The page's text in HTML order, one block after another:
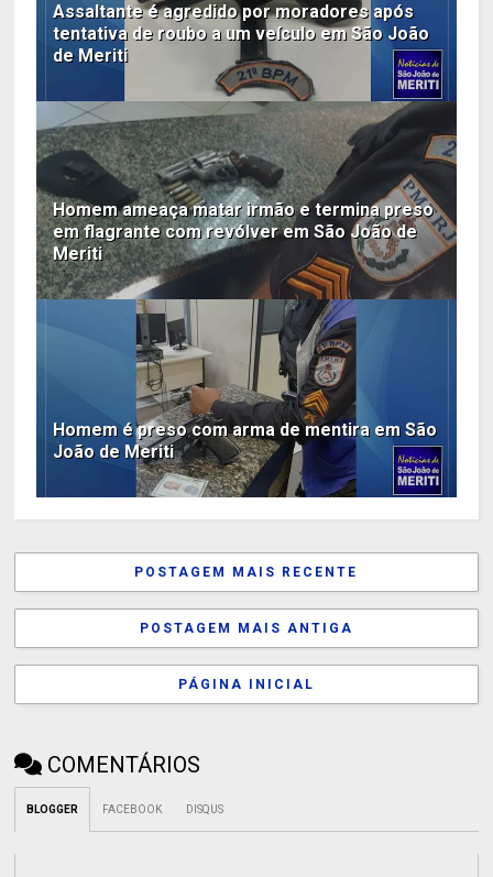
Assaltante é agredido por moradores após
tentativa de roubo a um veículo em São João
de Meriti
Homem ameaça matar irmão e termina preso
em flagrante com revólver em São João de
Meriti
Homem é preso com arma de mentira em São
João de Meriti
POSTAGEM MAIS RECENTE
POSTAGEM MAIS ANTIGA
PÁGINA INICIAL
COMENTÁRIOS
BLOGGER FACEBOOK DISQUS